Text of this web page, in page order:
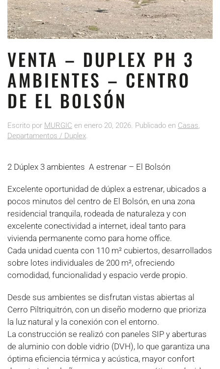
VENTA – DUPLEX PH 3
AMBIENTES – CENTRO
DE EL BOLSÓN
Escrito por MURGIC en enero 20, 2026. Publicado en Casas,
Departamentos / Duplex.
2 Dúplex 3 ambientes A estrenar – El Bolsón
Excelente oportunidad de dúplex a estrenar, ubicados a
pocos minutos del centro de El Bolsón, en una zona
residencial tranquila, rodeada de naturaleza y con
excelente conectividad a internet, ideal tanto para
vivienda permanente como para home office.
Cada unidad cuenta con 110 m² cubiertos, desarrollados
sobre lotes individuales de 200 m², ofreciendo
comodidad, funcionalidad y espacio verde propio.
Desde sus ambientes se disfrutan vistas abiertas al
Cerro Piltriquitrón, con un diseño moderno que prioriza
la luz natural y la conexión con el entorno.
La construcción se realizó con paneles SIP y aberturas
de aluminio con doble vidrio (DVH), lo que garantiza una
óptima eficiencia térmica y acústica, mayor confort